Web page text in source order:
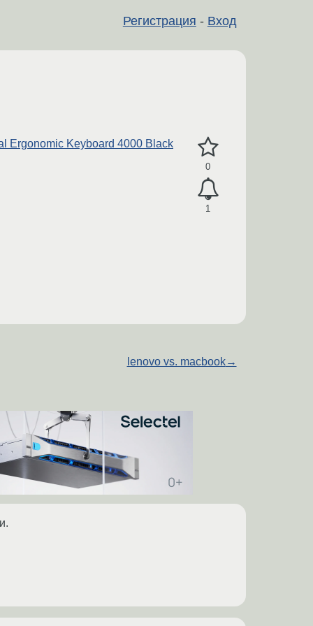
Регистрация - Вход
0
1
Ergonomic Keyboard 4000 Black
lenovo vs. macbook→